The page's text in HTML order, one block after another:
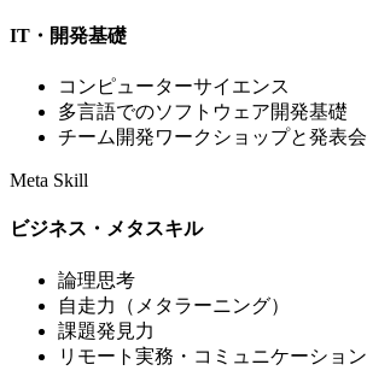
IT・開発基礎
コンピューターサイエンス
多言語でのソフトウェア開発基礎
チーム開発ワークショップと発表会
Meta Skill
ビジネス・メタスキル
論理思考
自走力（メタラーニング）
課題発見力
リモート実務・コミュニケーション